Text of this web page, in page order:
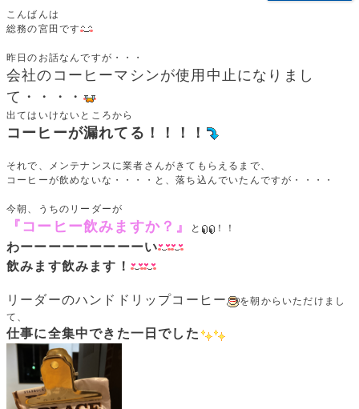
こんばんは
総務の宮田です
昨日のお話なんですが・・・
会社のコーヒーマシンが使用中止になりまし
て・・・・
出てはいけないところから
コーヒーが漏れてる！！！！
それで、メンテナンスに業者さんがきてもらえるまで、
コーヒーが飲めないな・・・・と、落ち込んでいたんですが・・・・
今朝、うちのリーダーが
『コーヒー飲みますか？』 と ！！
わーーーーーーーーーい
飲みます飲みます！
リーダーのハンドドリップコーヒー
を朝からいただけまし
て、
仕事に全集中できた一日でした